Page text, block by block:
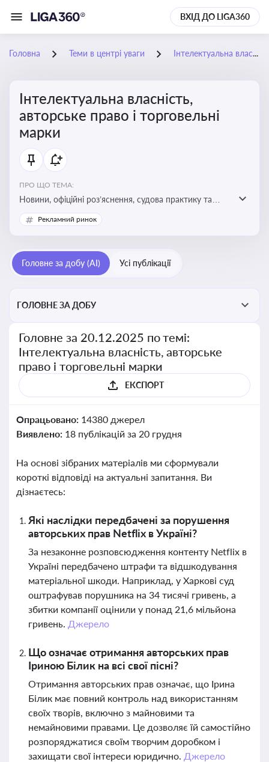
ВХІД ДО LIGA360
Головна Теми в центрі уваги Інтелектуальна власність, авторське право і торговельні марки
Інтелектуальна власність,
авторське право і торговельні
марки
ПРО ЩО ТЕМА:
Новини, офіційні роз’яснення, судова практику та
експертні матеріали, що стосуються авторського
права, реєстрації та захисту торговельних марок,
власності, а також змін у законодавстві у цій сфері
Рекламний ринок
Головне за добу (AI) Усі публікації
ГОЛОВНЕ ЗА ДОБУ
Головне за 20.12.2025 по темі:
Інтелектуальна власність, авторське
право і торговельні марки
ЕКСПОРТ
Опрацьовано: 14380 джерел
Виявлено: 18 публікацій за 20 грудня
На основі зібраних матеріалів ми сформували
короткі відповіді на актуальні запитання. Ви
дізнаєтесь:
Які наслідки передбачені за порушення
авторських прав Netflix в Україні?
За незаконне розповсюдження контенту Netflix в
Україні передбачено штрафи та відшкодування
матеріальної шкоди. Наприклад, у Харкові суд
оштрафував порушника на 34 тисячі гривень, а
збитки компанії оцінили у понад 21,6 мільйона
гривень. Джерело
Що означає отримання авторських прав
Іриною Білик на всі свої пісні?
Отримання авторських прав означає, що Ірина
Білик має повний контроль над використанням
своїх творів, включно з майновими та
немайновими правами. Це дозволяє їй самостійно
розпоряджатися своїм творчим доробком і
захищати свої інтереси юридично. Джерело